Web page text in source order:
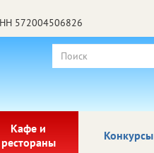
572004506826
Кафе и
рестораны
Конкурсы